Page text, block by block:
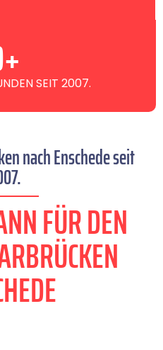
SEIT 2007.
+
nach Enschede seit
FÜR DEN